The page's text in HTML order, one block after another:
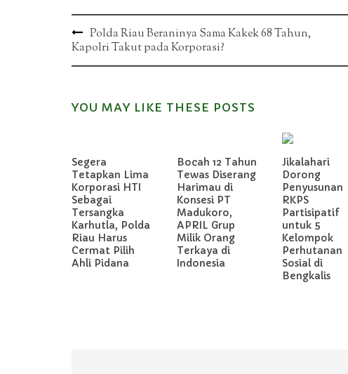
Post
navigation
Polda Riau Beraninya Sama Kakek 68 Tahun,
Kapolri Takut pada Korporasi?
YOU MAY LIKE THESE POSTS
Segera
Tetapkan Lima
Korporasi HTI
Sebagai
Tersangka
Karhutla, Polda
Riau Harus
Cermat Pilih
Ahli Pidana
Bocah 12 Tahun
Tewas Diserang
Harimau di
Konsesi PT
Madukoro,
APRIL Grup
Milik Orang
Terkaya di
Indonesia
Jikalahari
Dorong
Penyusunan
RKPS
Partisipatif
untuk 5
Kelompok
Perhutanan
Sosial di
Bengkalis